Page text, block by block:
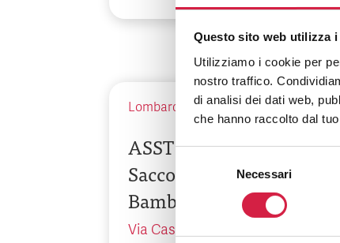
Questo sito web utilizza
Utilizziamo i cookie per
nostro traffico.
di analisi dei dati web,
che hanno raccolto dal
Necessari
Lombardia -Milano
ASST Fatebenefratelli
Sacco – Ospedale dei
Bambini Vittore Buzzi
Via Castelvetro, 32